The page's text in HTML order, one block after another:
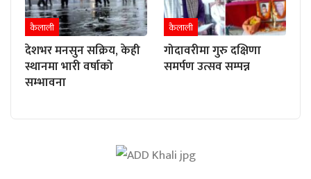
कैलाली
देशभर मनसुन सक्रिय, केही
स्थानमा भारी वर्षाको
सम्भावना
कैलाली
गोदावरीमा गुरु दक्षिणा
समर्पण उत्सव सम्पन्न